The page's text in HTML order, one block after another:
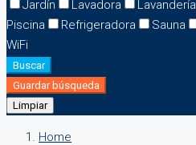
Jardín
Lavadora Lavandería
Piscina
Refrigeradora Sauna
WiFi
Buscar
Guardar búsqueda
Limpiar
Home